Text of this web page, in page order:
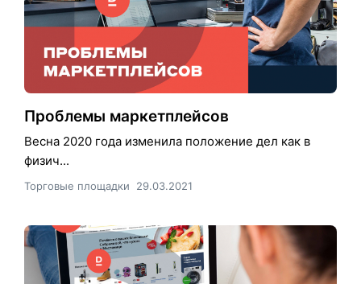
Проблемы маркетплейсов
Весна 2020 года изменила положение дел как в
физич...
Торговые площадки 29.03.2021